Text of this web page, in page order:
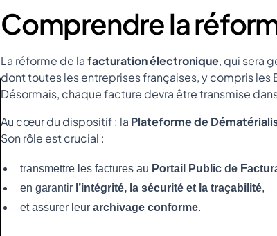
Comprendre la
La réforme de lafacturation électronique, qui sera
dont toutes les entreprises françaises, y compris
Désormais, chaque facture devra être transmise
Au cœur du dispositif : la Plateforme de
Son rôle est crucial :
transmettre les factures au Portail Public de
en garantir l’intégrité, la sécurité et la traçabilité,
et assurer leur archivage conforme.